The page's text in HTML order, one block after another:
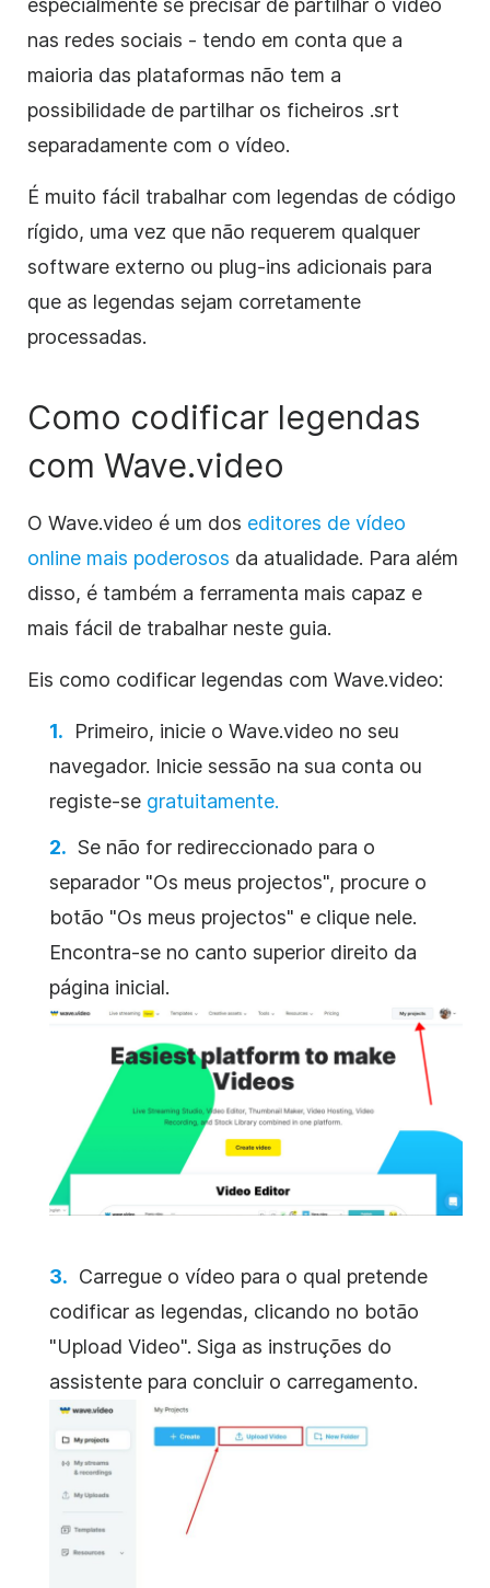
nas redes sociais - tendo em conta que a
maioria das plataformas não tem a
possibilidade de partilhar os ficheiros .srt
separadamente com o vídeo.
É muito fácil trabalhar com legendas de código
rígido, uma vez que não requerem qualquer
software externo ou plug-ins adicionais para
que as legendas sejam corretamente
processadas.
Como codificar legendas
com Wave.video
O Wave.video é um dos editores de vídeo
online mais poderosos da atualidade. Para além
disso, é também a ferramenta mais capaz e
mais fácil de trabalhar neste guia.
Eis como codificar legendas com Wave.video:
Primeiro, inicie o Wave.video no seu
navegador. Inicie sessão na sua conta ou
registe-se gratuitamente.
Se não for redireccionado para o
separador "Os meus projectos", procure o
botão "Os meus projectos" e clique nele.
Encontra-se no canto superior direito da
página inicial.
Carregue o vídeo para o qual pretende
codificar as legendas, clicando no botão
"Upload Video". Siga as instruções do
assistente para concluir o carregamento.